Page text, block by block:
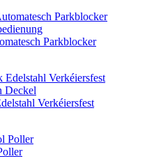
Parkblocker
Verkéiersfest